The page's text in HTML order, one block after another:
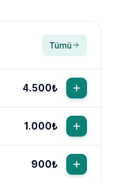
Tümü
4.500₺
1.000₺
900₺